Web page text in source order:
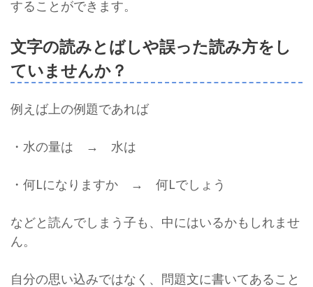
することができます。
文字の読みとばしや誤った読み方をし
ていませんか？
例えば上の例題であれば
・水の量は → 水は
・何Lになりますか → 何Lでしょう
などと読んでしまう子も、中にはいるかもしれませ
ん。
自分の思い込みではなく、問題文に書いてあること